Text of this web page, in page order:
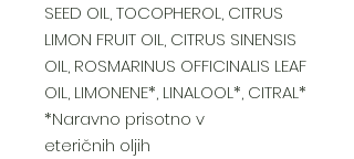
SEED OIL, TOCOPHEROL, CITRUS
LIMON FRUIT OIL, CITRUS SINENSIS
OIL, ROSMARINUS OFFICINALIS LEAF
OIL, LIMONENE*, LINALOOL*, CITRAL*
*Naravno prisotno v
eteričnih oljih